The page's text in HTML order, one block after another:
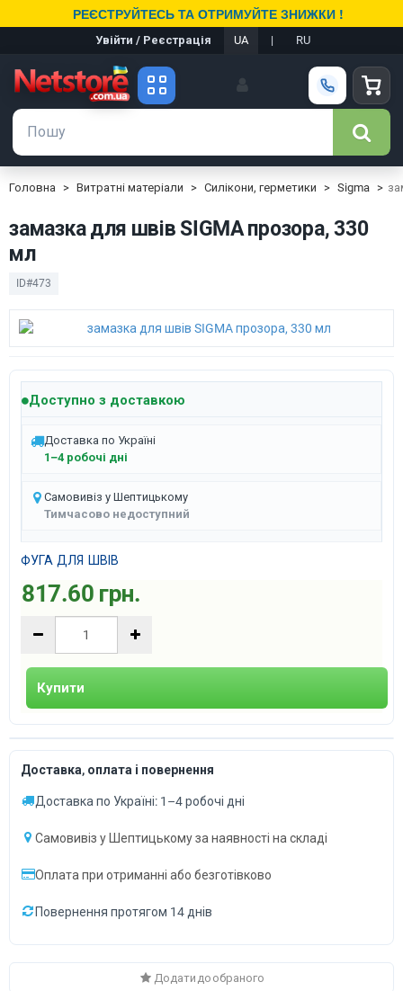
РЕЄСТРУЙТЕСЬ ТА ОТРИМУЙТЕ ЗНИЖКИ !
Увійти / Реєстрація UA | RU
Головна Витратні матеріали Силікони, герметики Sigma
замазка для швів SIGMA прозора, 330
мл
ID#473
Доступно з доставкою
Доставка по Україні
1–4 робочі дні
Самовивіз у Шептицькому
Тимчасово недоступний
ФУГА ДЛЯ ШВІВ
817.60 грн.
Купити
Доставка, оплата і повернення
Доставка по Україні: 1–4 робочі дні
Самовивіз у Шептицькому за наявності на складі
Оплата при отриманні або безготівково
Повернення протягом 14 днів
Додати до обраного